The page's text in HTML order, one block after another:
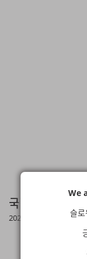
국립세종수목
2023.11.
막
We
슬